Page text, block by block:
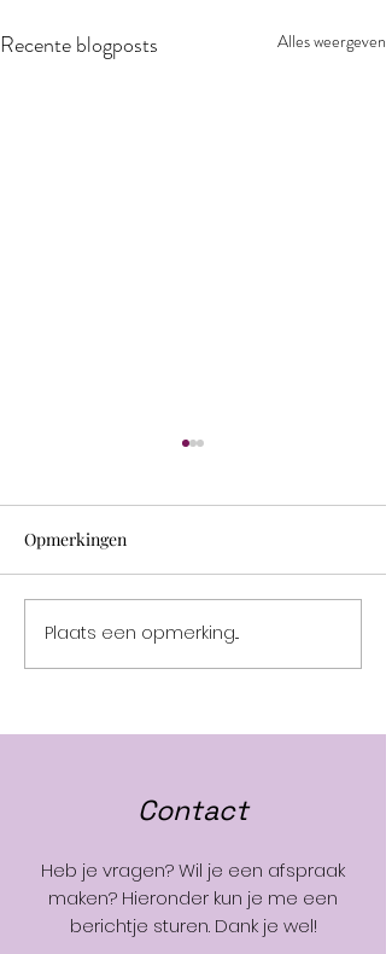
Recente blogposts Alles weergeven
2 Prachtige beurzen in
2024
Opmerkingen
Plaats een opmerking...
Contact
Heb je vragen? Wil je een afspraak
maken? Hieronder kun je me een
berichtje sturen. Dank je wel!